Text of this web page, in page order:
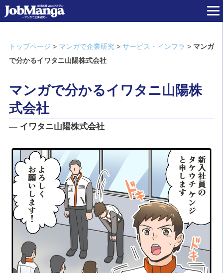
トップページ > マンガで企業研究> サービス・インフラ > マンガ
で分かるイワタニ山陽株式会社
マンガで分かるイワタニ山陽株
式会社
― イワタニ山陽株式会社